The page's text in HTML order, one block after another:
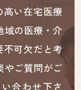
い在宅医療
域の医療・介
可欠だと考
やご質問がご
合わせ下さ